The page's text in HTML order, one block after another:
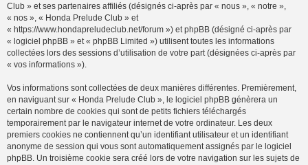
Club » et ses partenaires affiliés (désignés ci-après par « nous », « notre »,
« nos », « Honda Prelude Club » et
« https://www.hondapreludeclub.net/forum ») et phpBB (désigné ci-après par
« logiciel phpBB » et « phpBB Limited ») utilisent toutes les informations
collectées lors des sessions d’utilisation de votre part (désignées ci-après par
« vos informations »).
Vos informations sont collectées de deux manières différentes. Premièrement,
en naviguant sur « Honda Prelude Club », le logiciel phpBB génèrera un
certain nombre de cookies qui sont de petits fichiers téléchargés
temporairement par le navigateur internet de votre ordinateur. Les deux
premiers cookies ne contiennent qu’un identifiant utilisateur et un identifiant
anonyme de session qui vous sont automatiquement assignés par le logiciel
phpBB. Un troisième cookie sera créé lors de votre navigation sur les sujets de